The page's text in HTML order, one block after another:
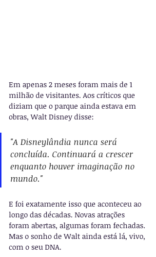
Em apenas 2 meses foram mais de 1
milhão de visitantes. Aos críticos que
diziam que o parque ainda estava em
obras, Walt Disney disse:
"A Disneylândia nunca será
concluída. Continuará a crescer
enquanto houver imaginação no
mundo."
E foi exatamente isso que aconteceu ao
longo das décadas. Novas atrações
foram abertas, algumas foram fechadas.
Mas o sonho de Walt ainda está lá, vivo,
com o seu DNA.